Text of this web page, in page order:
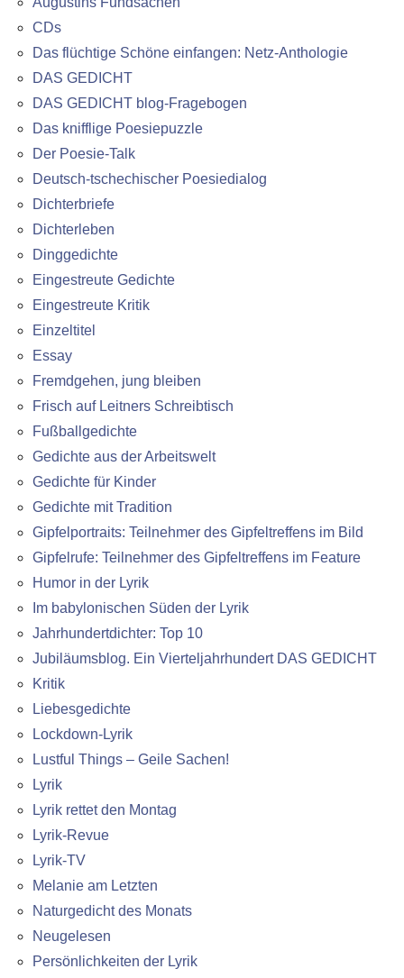
CDs
Das flüchtige Schöne einfangen: Netz-Anthologie
DAS GEDICHT
DAS GEDICHT blog-Fragebogen
Das knifflige Poesiepuzzle
Der Poesie-Talk
Deutsch-tschechischer Poesiedialog
Dichterbriefe
Dichterleben
Dinggedichte
Eingestreute Gedichte
Eingestreute Kritik
Einzeltitel
Essay
Fremdgehen, jung bleiben
Frisch auf Leitners Schreibtisch
Fußballgedichte
Gedichte aus der Arbeitswelt
Gedichte für Kinder
Gedichte mit Tradition
Gipfelportraits: Teilnehmer des Gipfeltreffens im Bild
Gipfelrufe: Teilnehmer des Gipfeltreffens im Feature
Humor in der Lyrik
Im babylonischen Süden der Lyrik
Jahrhundertdichter: Top 10
Jubiläumsblog. Ein Vierteljahrhundert DAS GEDICHT
Kritik
Liebesgedichte
Lockdown-Lyrik
Lustful Things – Geile Sachen!
Lyrik
Lyrik rettet den Montag
Lyrik-Revue
Lyrik-TV
Melanie am Letzten
Naturgedicht des Monats
Neugelesen
Persönlichkeiten der Lyrik